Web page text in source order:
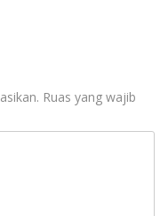
Ruas yang wajib